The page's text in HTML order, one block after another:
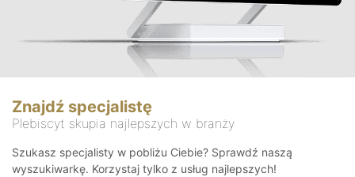
Znajdź specjalistę
Plebiscyt skupia najlepszych w branży
Szukasz specjalisty w pobliżu Ciebie? Sprawdź naszą
wyszukiwarkę. Korzystaj tylko z usług najlepszych!